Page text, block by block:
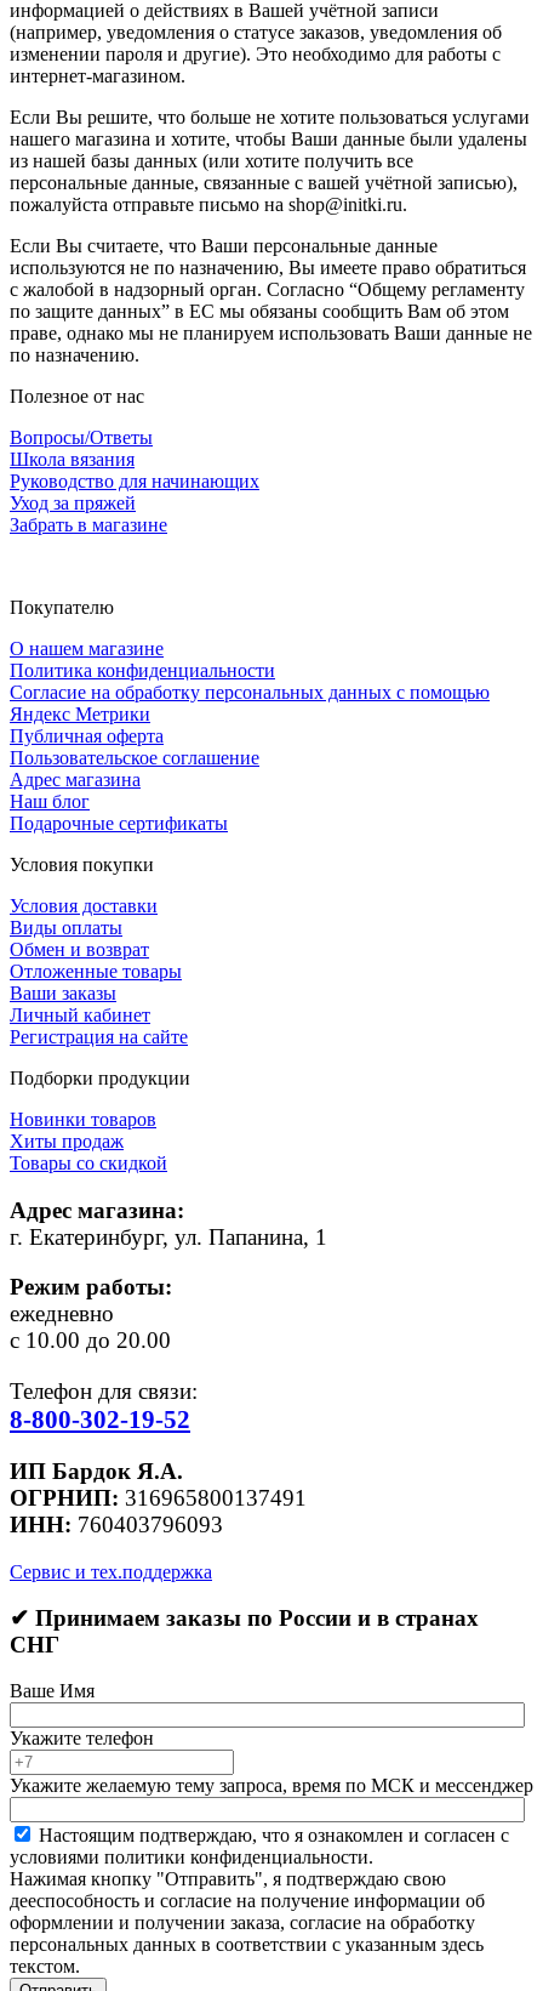
информацией о действиях в Вашей учётной записи
(например, уведомления о статусе заказов, уведомления об
изменении пароля и другие). Это необходимо для работы с
интернет-магазином.
Если Вы решите, что больше не хотите пользоваться услугами
нашего магазина и хотите, чтобы Ваши данные были удалены
из нашей базы данных (или хотите получить все
персональные данные, связанные с вашей учётной записью),
пожалуйста отправьте письмо на shop@initki.ru.
Если Вы считаете, что Ваши персональные данные
используются не по назначению, Вы имеете право обратиться
с жалобой в надзорный орган. Согласно “Общему регламенту
по защите данных” в ЕС мы обязаны сообщить Вам об этом
праве, однако мы не планируем использовать Ваши данные не
по назначению.
Полезное от нас
Вопросы/Ответы
Школа вязания
Руководство для начинающих
Уход за пряжей
Забрать в магазине
Покупателю
О нашем магазине
Политика конфиденциальности
Согласие на обработку персональных данных с помощью
Яндекс Метрики
Публичная оферта
Пользовательское соглашение
Адрес магазина
Наш блог
Подарочные сертификаты
Условия покупки
Условия доставки
Виды оплаты
Обмен и возврат
Отложенные товары
Ваши заказы
Личный кабинет
Регистрация на сайте
Подборки продукции
Новинки товаров
Хиты продаж
Товары со скидкой
Адрес магазина:
г. Екатеринбург, ул. Папанина, 1
Режим работы:
ежедневно
с 10.00 до 20.00
Телефон для связи:
8-800-302-19-52
ИП Бардок Я.А.
ОГРНИП: 316965800137491
ИНН: 760403796093
Сервис и тех.поддержка
✔ Принимаем заказы по России и в странах
СНГ
Ваше Имя
Укажите телефон
Укажите желаемую тему запроса, время по МСК и мессенджер
Настоящим подтверждаю, что я ознакомлен и согласен с
условиями политики конфиденциальности.
Нажимая кнопку "Отправить", я подтверждаю свою
дееспособность и согласие на получение информации об
оформлении и получении заказа, согласие на обработку
персональных данных в соответствии с указанным здесь
текстом.